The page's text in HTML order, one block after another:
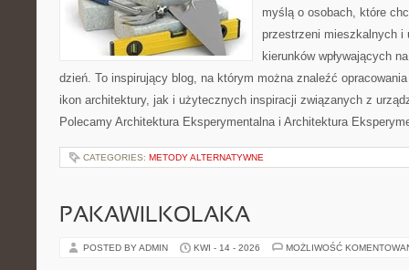
myślą o osobach, które
przestrzeni mieszkalnych i
kierunków wpływających
dzień. To inspirujący blog, na którym można znaleźć
ikon architektury, jak i użytecznych inspiracji związanych z
Polecamy Architektura Eksperymentalna i Architektura
CATEGORIES: METODY ALTERNATYWNE
PAKAWILKOLAKA
POSTED BY ADMIN KWI - 14 - 2026 MOŻLIWOŚĆ